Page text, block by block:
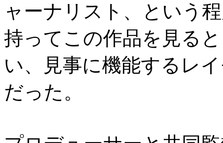
ャーナリスト、という
持ってこの作品を見る
い、見事に機能するレ
だった。